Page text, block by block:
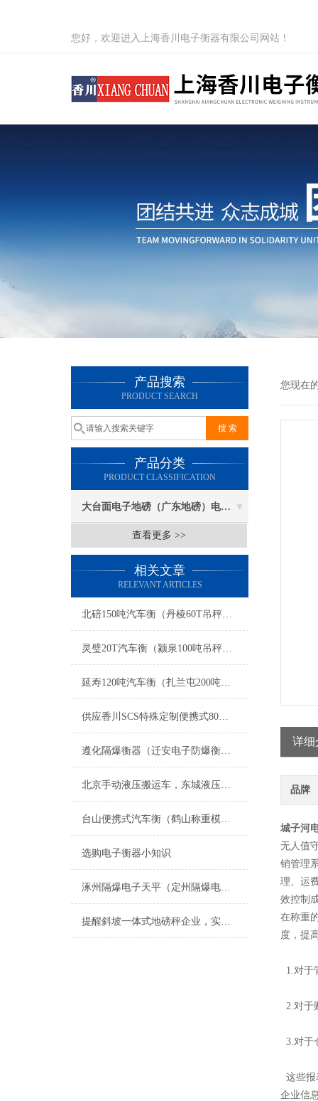
您好，欢迎进入上海香川电子衡器有限公司网站！
产品搜索
PRODUCT SEARCH
产品分类
PRODUCT CLASSIFICATION
大台面电子地磅（广东地磅）电子汽车衡
查看更多 >>
相关文章
RELEVANT ARTICLES
北碚150吨汽车衡（丹棱60T吊秤）荣昌30吨地磅维修
灵璧20T汽车衡（颍泉100吨吊秤）怀远汽车地磅）祁门50T地磅维修
延寿120吨汽车衡（扎兰屯200吨吊秤）通河不锈钢台称维修
供应香川SCS特殊定制便携式80吨汽车磅
遵化隔爆衡器（迁安电子防爆衡器）朝阳防爆电子地磅维修
北京手动液压搬运车，东城液压搬运秤，叉车秤
台山便携式汽车衡（鹤山称重模块）潮阳称重模块）澄海地磅维修
选购电子衡器小知识
涿州隔爆电子天平（定州隔爆电子地磅）保定隔爆电子钢瓶秤维修
提醒斜坡一体式地磅秤企业，实惠的产品绝非劣质产品！
您现在
详细
品牌
城子河
无人值
销管理
理、运
效控制
在称重
度，提
1.对于
2.对于
3.对于
这些报
企业信